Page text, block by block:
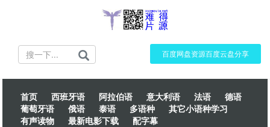
百度网盘资源百度云盘分享
首页 西班牙语 阿拉伯语 意大利语 法语
德语
葡萄牙语
俄语 泰语 多语种
其它小语种学习
有声读物
最新电影下载 配字幕